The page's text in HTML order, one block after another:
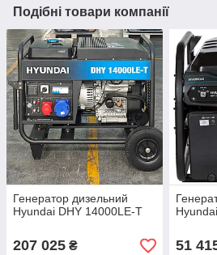
Подібні товари компанії
Генератор дизельний
Hyundai DHY 14000LE-T
207 025 ₴ 51